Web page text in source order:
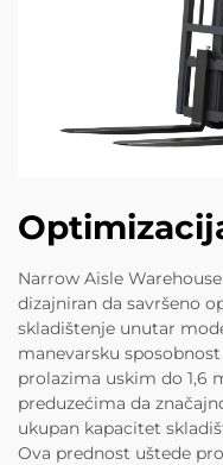
Narrow Aisle
dizajniran da savršeno
skladištenje unutar
manevarsku
prolazima uskim do 1,6
preduzećima da
ukupan kapacitet
Ova prednost uštede